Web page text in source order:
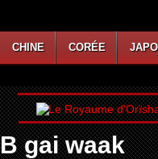
CHINE CORÉE
B gai waak